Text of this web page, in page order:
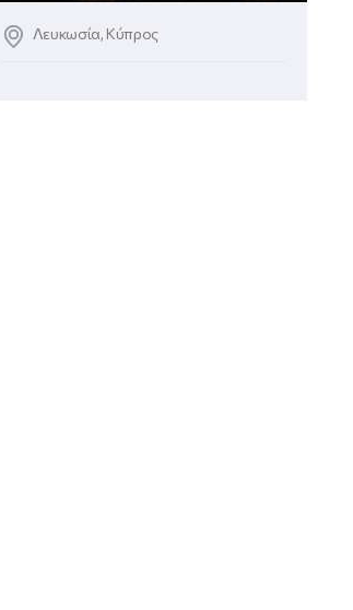
Λευκωσία, Κύπρος